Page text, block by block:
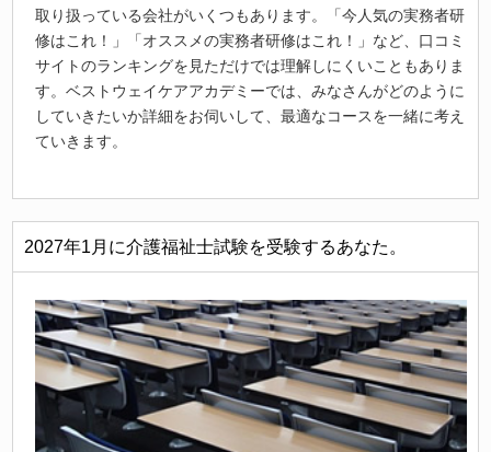
取り扱っている会社がいくつもあります。「今人気の実務者研
修はこれ！」「オススメの実務者研修はこれ！」など、口コミ
サイトのランキングを見ただけでは理解しにくいこともありま
す。ベストウェイケアアカデミーでは、みなさんがどのように
していきたいか詳細をお伺いして、最適なコースを一緒に考え
ていきます。
2027年1月に介護福祉士試験を受験するあなた。